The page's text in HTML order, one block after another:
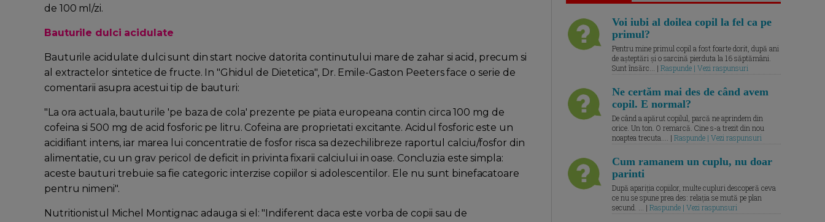
de 100 ml/zi.
Bauturile dulci acidulate
Bauturile acidulate dulci sunt din start nocive datorita continutului mare de zahar si acid, precum si
al extractelor sintetice de fructe. In "Ghidul de Dietetica", Dr. Emile-Gaston Peeters face o serie de
comentarii asupra acestui tip de bauturi:
"La ora actuala, bauturile 'pe baza de cola' prezente pe piata europeana contin circa 100 mg de
cofeina si 500 mg de acid fosforic pe litru. Cofeina are proprietati excitante. Acidul fosforic este un
acidifiant intens, iar marea lui concentratie de fosfor risca sa dezechilibreze raportul calciu/fosfor din
alimentatie, cu un grav pericol de deficit in privinta fixarii calciului in oase. Concluzia este simpla:
aceste bauturi trebuie sa fie categoric interzise copiilor si adolescentilor. Ele nu sunt binefacatoare
pentru nimeni".
Nutritionistul Michel Montignac adauga si el: "Indiferent daca este vorba de copii sau de
Voi iubi al doilea copil la fel ca pe
primul?
Pentru mine primul copil a fost foarte dorit, după ani
de așteptări și o sarcină pierduta la 16 săptămâni.
Sunt însărc... | Raspunde | Vezi raspunsuri
Ne certăm mai des de când avem
copil. E normal?
De când a apărut copilul, parcă ne aprindem din
orice. Un ton. O remarcă. Cine s-a trezit din nou
noaptea trecuta.... | Raspunde | Vezi raspunsuri
Cum ramanem un cuplu, nu doar
parinti
După apariția copiilor, multe cupluri descoperă ceva
ce nu se spune prea des: relația se mută pe plan
secund. ... | Raspunde | Vezi raspunsuri